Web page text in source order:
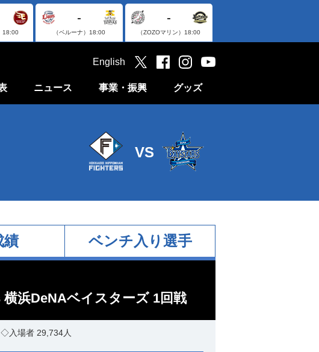
18:00
-
（ベルーナ） 18:00
-
（ZOZOマリン） 18:00
ニュース 事業・振興 グッズ
English
VS
績 ベンチ入り選手
横浜DeNAベイスターズ 1回戦
入場者 29,734人